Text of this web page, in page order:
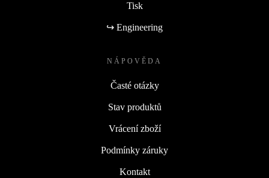
Tisk
↪ Engineering
NÁPOVĚDA
Časté otázky
Stav produktů
Vrácení zboží
Podmínky záruky
Kontakt